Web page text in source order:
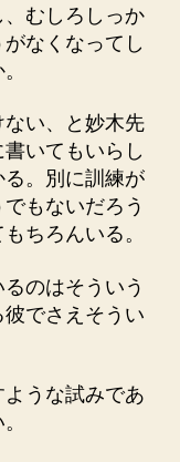
むしろしっか
なくなってし
い、と妙木先
いてもいらし
。別に訓練が
もないだろう
ちろんいる。
のはそういう
でさえそうい
うな試みであ